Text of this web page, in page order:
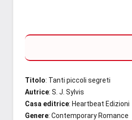
Titolo: Tanti piccoli segreti
Autrice: S. J. Sylvis
Casa editrice: Heartbeat Edizioni
Genere: Contemporary Romance